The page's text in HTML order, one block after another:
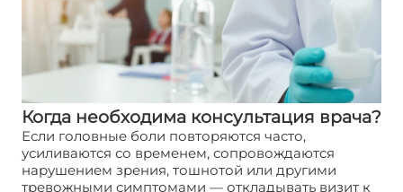
Когда необходима консультация врача?
Если головные боли повторяются часто,
усиливаются со временем, сопровождаются
нарушением зрения, тошнотой или другими
тревожными симптомами — откладывать визит к